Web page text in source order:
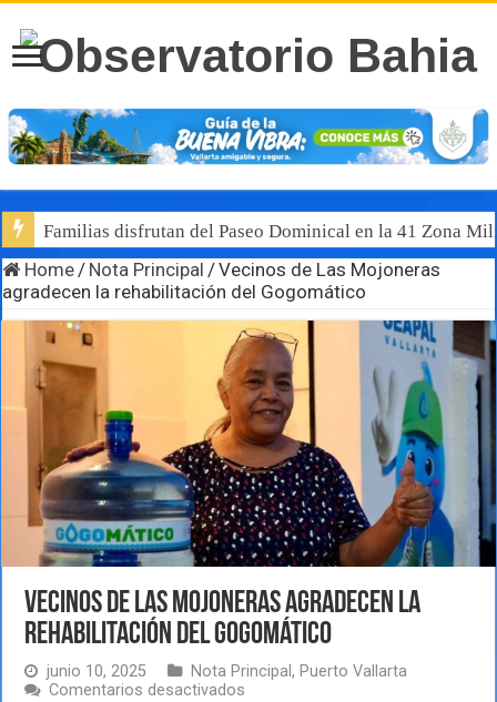
Familias disfrutan del Paseo Dominical en la 41 Zona
Home / Nota Principal /Vecinos de Las Mojoneras
agradecen la rehabilitación del Gogomático
Vecinos de Las Mojoneras agradecen la
rehabilitación del Gogomático
junio 10, 2025 Nota Principal, Puerto Vallarta
Comentarios desactivados